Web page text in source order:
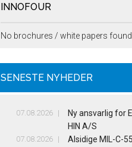
INNOFOUR
No brochures / white papers
SENESTE NYHEDER
07.08.2026
Ny ansvarlig for
HIN A/S
07.08.2026
Alsidige MIL-C-